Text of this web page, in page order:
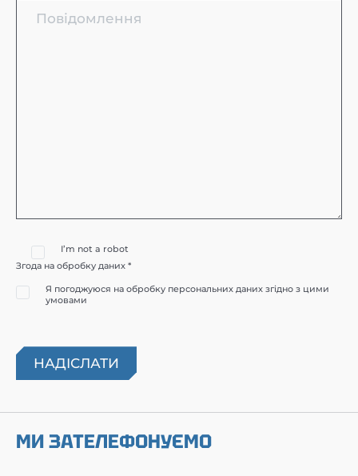
I’m not a robot
Згода на обробку даних *
Я погоджуюся на обробку персональних даних згідно з цими
умовами
МИ ЗАТЕЛЕФОНУЄМО